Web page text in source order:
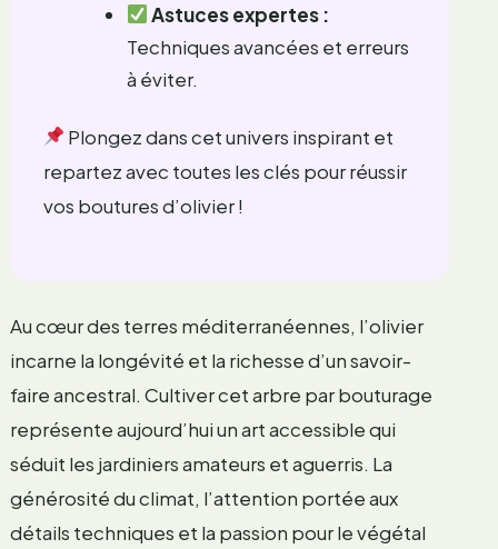
Astuces expertes :
Techniques avancées et erreurs
à éviter.
Plongez dans cet univers inspirant et
repartez avec toutes les clés pour réussir
vos boutures d’olivier !
Au cœur des terres méditerranéennes, l’olivier
incarne la longévité et la richesse d’un savoir-
faire ancestral. Cultiver cet arbre par bouturage
représente aujourd’hui un art accessible qui
séduit les jardiniers amateurs et aguerris. La
générosité du climat, l’attention portée aux
détails techniques et la passion pour le végétal